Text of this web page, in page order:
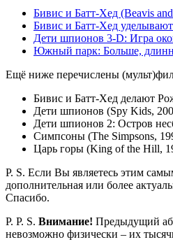
Бивис и Батт-Хед (Beavis
Бивис и Батт-Хед
Дети шпионов 3-D: Игра
Южный парк: Больше,
Ещё ниже перечислены
Бивис и Батт-Хед делают
Дети шпионов (Spy Kids,
Дети шпионов 2: Остров
Симпсоны (The Simpsons,
Царь горы (King of the Hill,
P. S. Если Вы являетесь этим
дополнительная или более
Спасибо.
P. P. S. Внимание! Предыдущий
невозможно физически – их